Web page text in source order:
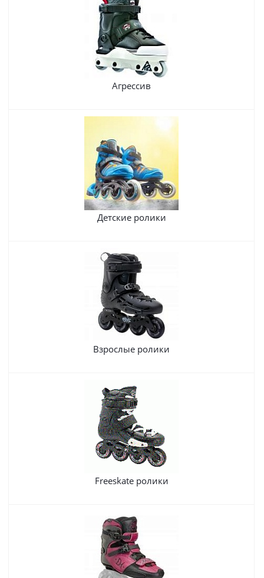
Агрессив
Детские ролики
Взрослые ролики
Freeskate ролики